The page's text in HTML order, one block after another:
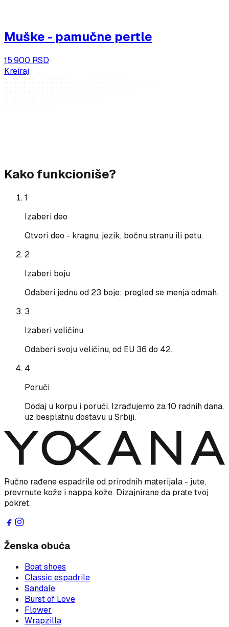
Muške - pamučne pertle
15.900 RSD
Kreiraj
Kako funkcioniše?
1
Izaberi deo
Otvori deo - kragnu, jezik, bočnu stranu ili petu.
2
Izaberi boju
Odaberi jednu od 23 boje; pregled se menja odmah.
3
Izaberi veličinu
Odaberi svoju veličinu, od EU 36 do 42.
4
Poruči
Dodaj u korpu i poruči. Izrađujemo za 10 radnih dana,
uz besplatnu dostavu u Srbiji.
Ručno rađene espadrile od prirodnih materijala - jute,
prevrnute kože i nappa kože. Dizajnirane da prate tvoj
pokret.
Ženska obuća
Boat shoes
Classic espadrile
Sandale
Burst of Love
Flower
Wrapzilla